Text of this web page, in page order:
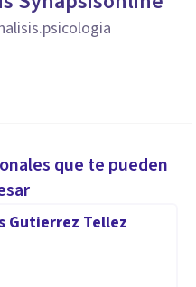
que te pueden
Gutierrez Tellez